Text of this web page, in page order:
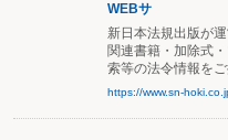
WEBサ
新日本法規出版が
関連書籍・加除式
索等の法令情報をご
https://www.sn-